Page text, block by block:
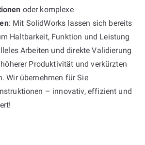
oder komplexe
: Mit SolidWorks lassen sich bereits
Haltbarkeit, Funktion und Leistung
Arbeiten und direkte Validierung
Produktivität und verkürzten
Wir übernehmen für Sie
– innovativ, effizient und